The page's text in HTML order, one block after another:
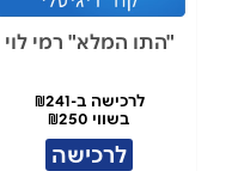
"התו המלא" רמי לוי
לרכישה ב-₪241
בשווי ₪250
לרכישה